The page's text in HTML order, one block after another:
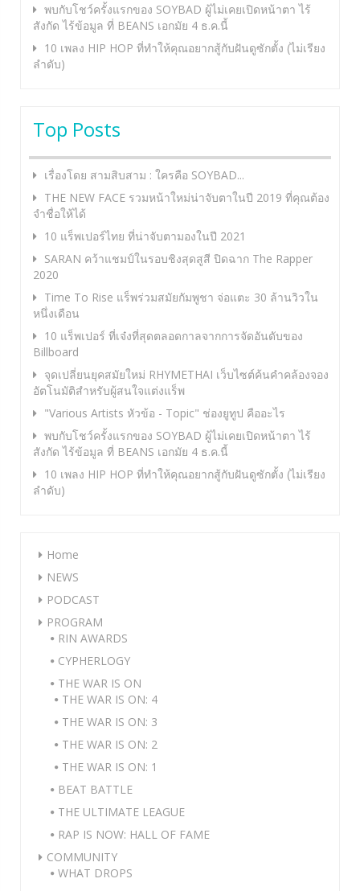
พบกับโชว์ครั้งแรกของ SOYBAD ผู้ไม่เคยเปิดหน้าตา ไร้
สังกัด ไร้ข้อมูล ที่ BEANS เอกมัย 4 ธ.ค.นี้
10 เพลง HIP HOP ที่ทำให้คุณอยากสู้กับฝันดูซักตั้ง (ไม่เรียง
ลำดับ)
Top Posts
เรื่องโดย สามสิบสาม : ใครคือ SOYBAD...
THE NEW FACE รวมหน้าใหม่น่าจับตาในปี 2019 ที่คุณต้อง
จำชื่อให้ได้
10 แร็พเปอร์ไทย ที่น่าจับตามองในปี 2021
SARAN คว้าแชมป์ในรอบชิงสุดสูสี ปิดฉาก The Rapper
2020
Time To Rise แร็พร่วมสมัยกัมพูชา จ่อแตะ 30 ล้านวิวใน
หนึ่งเดือน
10 แร็พเปอร์ ที่เจ๋งที่สุดตลอดกาลจากการจัดอันดับของ
Billboard
จุดเปลี่ยนยุคสมัยใหม่ RHYMETHAI เว็บไซต์ค้นคำคล้องจอง
อัตโนมัติสำหรับผู้สนใจแต่งแร็พ
"Various Artists หัวข้อ - Topic" ช่องยูทูป คืออะไร
พบกับโชว์ครั้งแรกของ SOYBAD ผู้ไม่เคยเปิดหน้าตา ไร้
สังกัด ไร้ข้อมูล ที่ BEANS เอกมัย 4 ธ.ค.นี้
10 เพลง HIP HOP ที่ทำให้คุณอยากสู้กับฝันดูซักตั้ง (ไม่เรียง
ลำดับ)
Home
NEWS
PODCAST
PROGRAM
RIN AWARDS
CYPHERLOGY
THE WAR IS ON
THE WAR IS ON: 4
THE WAR IS ON: 3
THE WAR IS ON: 2
THE WAR IS ON: 1
BEAT BATTLE
THE ULTIMATE LEAGUE
RAP IS NOW: HALL OF FAME
COMMUNITY
WHAT DROPS